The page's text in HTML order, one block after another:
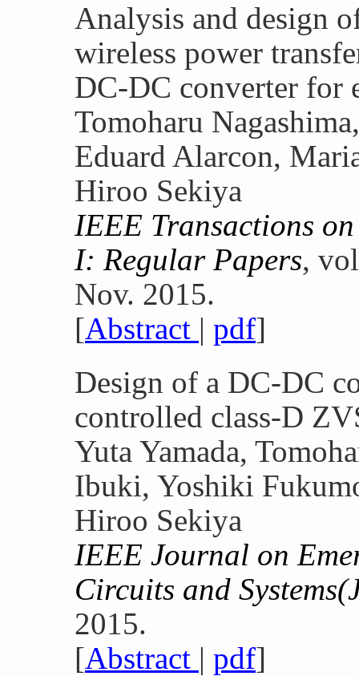
Analysis and design
wireless power
DC-DC converter for
Tomoharu
Eduard Alarcon,
Hiroo Sekiya
IEEE Transactions
I: Regular Papers,
Nov. 2015.
[Abstract | pdf]
Design of a DC-DC
controlled class-D
Yuta Yamada,
Ibuki, Yoshiki
Hiroo Sekiya
IEEE Journal on
Circuits and
2015.
[Abstract | pdf]